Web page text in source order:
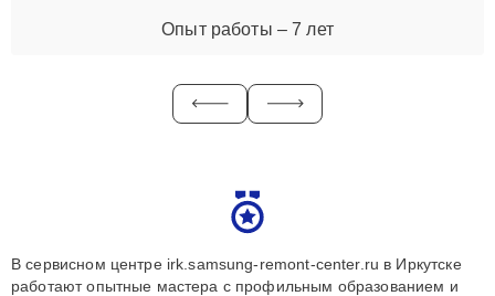
Опыт работы – 7 лет
В сервисном центре irk.samsung-remont-center.ru в Иркутске
работают опытные мастера с профильным образованием и